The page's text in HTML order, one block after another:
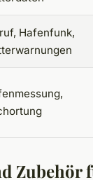
Hafenfunk,
Zubehör